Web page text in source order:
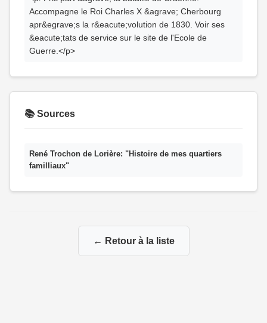
Accompagne le Roi Charles X &agrave; Cherbourg
apr&egrave;s la r&eacute;volution de 1830. Voir ses
&eacute;tats de service sur le site de l'Ecole de
Guerre.</p>
📚 Sources
René Trochon de Lorière: "Histoire de mes quartiers
familliaux"
← Retour à la liste